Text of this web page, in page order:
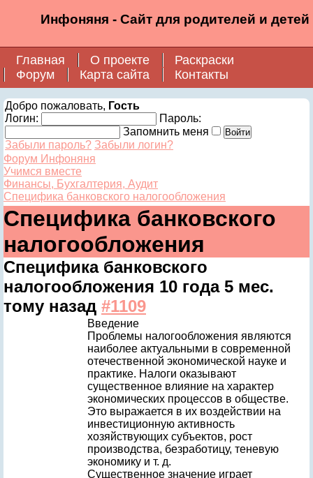
Инфоняня - Сайт для родителей и детей
Главная О проекте
Раскраски
Форум
Карта сайта Контакты
Добро пожаловать, Гость
Логин:
Пароль:
Запомнить меня
Забыли пароль? Забыли логин?
Форум Инфоняня
Учимся вместе
Финансы, Бухгалтерия, Аудит
Специфика банковского налогообложения
Специфика банковского
налогообложения
Специфика банковского
налогообложения 10 года 5 мес.
тому назад #1109
Введение
Проблемы налогообложения являются
наиболее актуальными в современной
отечественной экономической науке и
практике. Налоги оказывают
существенное влияние на характер
экономических процессов в обществе.
Это выражается в их воздействии на
инвестиционную активность
хозяйствующих субъектов, рост
производства, безработицу, теневую
экономику и т. д.
Существенное значение играет